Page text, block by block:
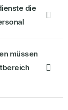
die
müssen